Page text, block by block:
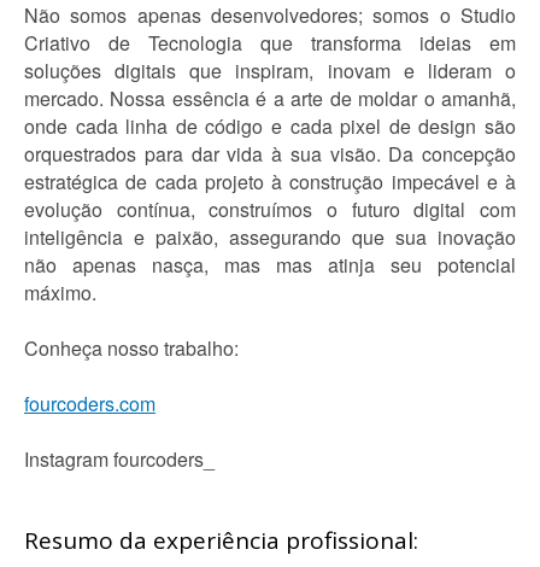
Não somos apenas desenvolvedores; somos o Studio
Criativo de Tecnologia que transforma ideias em
soluções digitais que inspiram, inovam e lideram o
mercado. Nossa essência é a arte de moldar o amanhã,
onde cada linha de código e cada pixel de design são
orquestrados para dar vida à sua visão. Da concepção
estratégica de cada projeto à construção impecável e à
evolução contínua, construímos o futuro digital com
inteligência e paixão, assegurando que sua inovação
não apenas nasça, mas mas atinja seu potencial
máximo.
Conheça nosso trabalho:
fourcoders.com
Instagram fourcoders_
Resumo da experiência profissional: